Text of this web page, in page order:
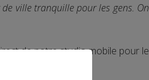
ville tranquille pour les gens. On
de notre studio mobile pour le